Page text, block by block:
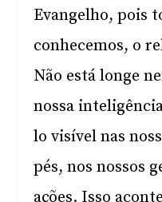
Evangelho, pois
conhecemos, o
Não está longe
nossa
lo visível nas
pés, nos nossos
ações. Isso